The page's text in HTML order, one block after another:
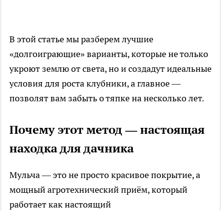
В этой статье мы разберем лучшие
«долгоиграющие» варианты, которые не только
укроют землю от света, но и создадут идеальные
условия для роста клубники, а главное —
позволят вам забыть о тяпке на несколько лет.
Почему этот метод — настоящая
находка для дачника
Мульча — это не просто красивое покрытие, а
мощный агротехнический приём, который
работает как настоящий